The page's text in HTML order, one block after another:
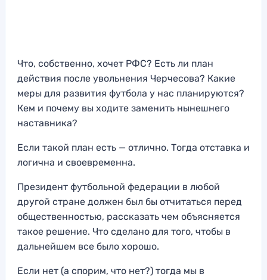
Что, собственно, хочет РФС? Есть ли план
действия после увольнения Черчесова? Какие
меры для развития футбола у нас планируются?
Кем и почему вы ходите заменить нынешнего
наставника?
Если такой план есть — отлично. Тогда отставка и
логична и своевременна.
Президент футбольной федерации в любой
другой стране должен был бы отчитаться перед
общественностью, рассказать чем объясняется
такое решение. Что сделано для того, чтобы в
дальнейшем все было хорошо.
Если нет (а спорим, что нет?) тогда мы в